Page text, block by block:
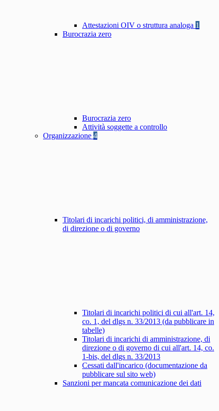
Attestazioni OIV o struttura analoga 1
Burocrazia zero
Burocrazia zero
Attività soggette a controllo
Organizzazione 4
Titolari di incarichi politici, di amministrazione,
di direzione o di governo
Titolari di incarichi politici di cui all'art. 14,
co. 1, del dlgs n. 33/2013 (da pubblicare in
tabelle)
Titolari di incarichi di amministrazione, di
direzione o di governo di cui all'art. 14, co.
1-bis, del dlgs n. 33/2013
Cessati dall'incarico (documentazione da
pubblicare sul sito web)
Sanzioni per mancata comunicazione dei dati